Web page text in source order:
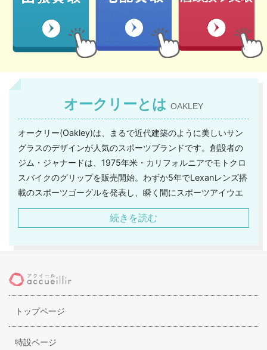
オークリーとは OAKLEY
オークリー(Oakley)は、まるで近代建築のように美しいサン
グラスのデザインが人気のスポーツブランドです。創設者の
ジム・ジャナードは、1975年米・カリフォルニアでモトクロ
スバイクのグリップを販売開始。わずか5年でLexanレンズ搭
載のスポーツゴーグルを発表し、瞬く間にスポーツアイウエ
アブランドとして頭角をあらわします。マラソンや野球など
アウトドアスポーツのパフォーマンスの邪魔をしない、顔に
「Technology Wrapped in Art」（芸術的なデザインによっ
にOakleyはジムの愛犬の名前。)代表するアイテムはもちろん
サングラス。どんなに日差しが強い場面でも、起伏(地面の高
低)や奥行きが見やすいレンズと、軽量メタルフレームでアメ
リカのアイウェア工業規格ANSI Z87.1の8項目全てを完全に
クリアしている唯一のブランドです。ホリの浅いアジア人向
続きを読む
トップページ
特設ページ